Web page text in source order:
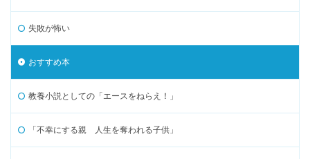
失敗が怖い
おすすめ本
教養小説としての「エースをねらえ！」
「不幸にする親 人生を奪われる子供」